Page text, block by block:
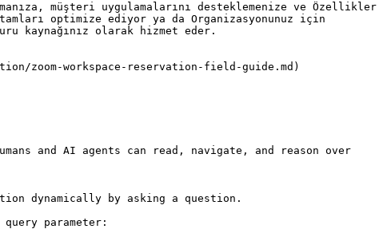
müşteri uygulamalarını desteklemenize ve Özellikler
optimize ediyor ya da Organizasyonunuz için
kaynağınız olarak hizmet eder.
zoom-workspace-reservation-field-guide.md)
and AI agents can read, navigate, and reason over
dynamically by asking a question.
parameter: